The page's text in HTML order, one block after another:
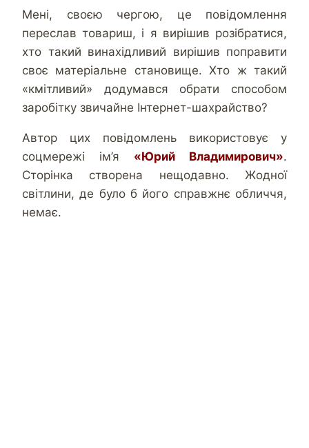
Мені, своєю чергою, це повідомлення
переслав товариш, і я вирішив розібратися,
хто такий винахідливий вирішив поправити
своє матеріальне становище. Хто ж такий
«кмітливий» додумався обрати способом
заробітку звичайне Інтернет-шахрайство?
Автор цих повідомлень використовує у
соцмережі ім’я «Юрий Владимирович».
Сторінка створена нещодавно. Жодної
світлини, де було б його справжнє обличчя,
немає.